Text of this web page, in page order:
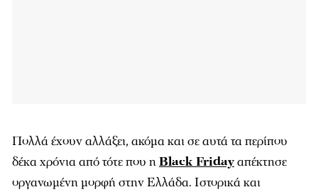
Πολλά έχουν αλλάξει, ακόμα και σε αυτά τα περίπου
δέκα χρόνια από τότε που ηBlack Fridayαπέκτησε
οργανωμένη μορφή στην Ελλάδα. Ιστορικά και